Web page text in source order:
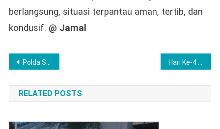
berlangsung, situasi terpantau aman, tertib, dan
kondusif. @ Jamal
Post
navigation
Polda Sumsel Perkuat Sinergi Kamtibmas Bersama Organisasi Keagamaan di wilayah Sumatera Selatan
RELATED POSTS